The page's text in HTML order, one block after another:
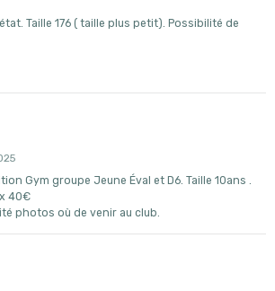
Taille 176 ( taille plus petit). Possibilité de
Gym groupe Jeune Éval et D6. Taille 10ans .
40€
photos où de venir au club.